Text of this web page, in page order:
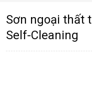
Sơn ngoại thất
Self-Cleaning